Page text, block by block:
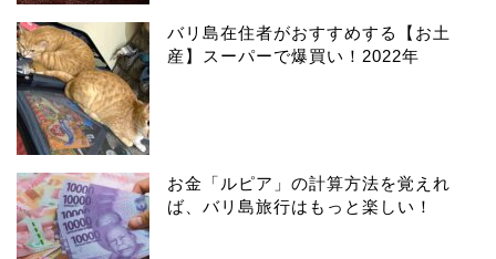
バリ島在住者がおすすめする【お土
産】スーパーで爆買い！2022年
お金「ルピア」の計算方法を覚えれ
ば、バリ島旅行はもっと楽しい！